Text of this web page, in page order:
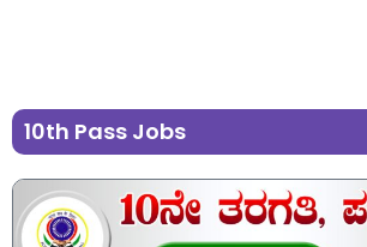
10th Pass Jobs